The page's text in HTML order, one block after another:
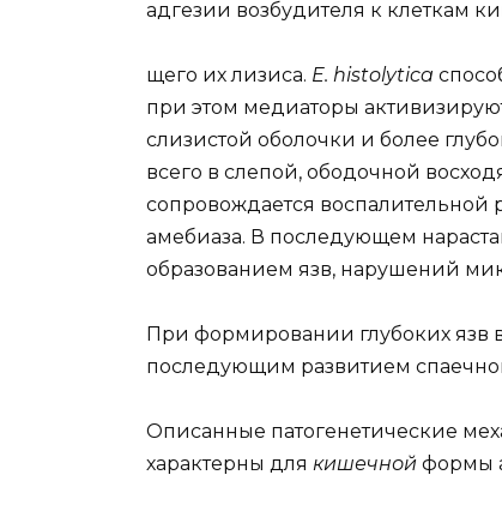
адгезии возбудителя к клеткам
щего их лизиса. E. histolytica
при этом медиаторы
слизистой оболочки и более
всего в слепой, ободочной
сопровождается
амебиаза. В последующем
образованием язв, нарушений
При формировании глубоких
последующим развитием
Описанные патогенетические
характерны для кишечной формы